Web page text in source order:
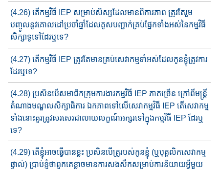
(4.26) តើកម្មវិធី​ IEP សម្រាប់​សិស្ស​ដែលមានពិការភាព​ ត្រូវតែ​រួម
បញ្ចូល​នូវ​​គោលដៅប្រចាំឆ្នាំ​ដែលគូស​បញ្ជាក់​គ្រប់ផ្នែកទាំងអស់នៃ​កម្មវិធី​​
សិក្សា​​ទូទៅ​ដែរឬទេ?
(4.27) តើកម្មវិធី​ IEP ត្រូវតែ​មាន​គ្រប់​សេវាកម្ម​ទាំអស់ដែលកូនខ្ញុំត្រូវការ​
ដែរ​​ឬទេ?
(4.28) ប្រសិនបើសមាជិក​ក្រុមការងារកម្មវិធី​ IEP ភាគច្រើន ក្រៅពី​​មន្ត្រី​
តំណាង​មណ្ឌលសិក្សាធិការ ឯកភាព​ទៅ​លើ​សេវា​កម្មវិធី​ IEP តើ​សេវាក​ម្ម​​
ទាំងនោះ​គួរ​ត្រូវសរសេរ​ជាលាយ​លក្ខណ៍​​អក្សរ​ទៅក្នុង​កម្មវិធី​ IEP ដែរ​ឬ​
ទេ?
(4.29) តើ​ខ្ញុំអាច​ធ្វើបានខ្លះ​ ប្រសិនបើ​គ្រូរបស់កូនខ្ញុំ​ (ឬ​បុគ្គលិក​សេវាកម្ម​
ផ្ទាល់​) ប្រាប់ខ្ញុំថា​ពួកគេខ្លាច​មានការសងសឹក​សម្រាប់ការ​និយាយអ្វី​មួយ​​